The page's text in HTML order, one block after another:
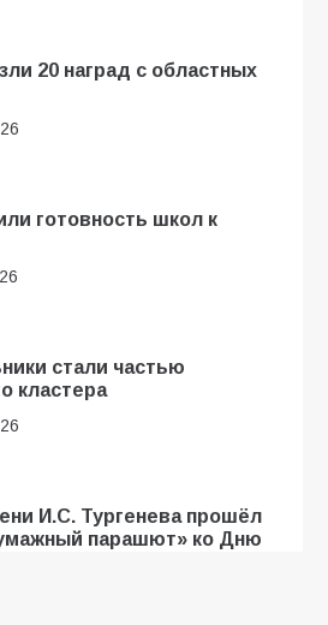
20 наград с областных
готовность школ к
стали частью
кластера
И.С. Тургенева прошёл
парашют» ко Дню